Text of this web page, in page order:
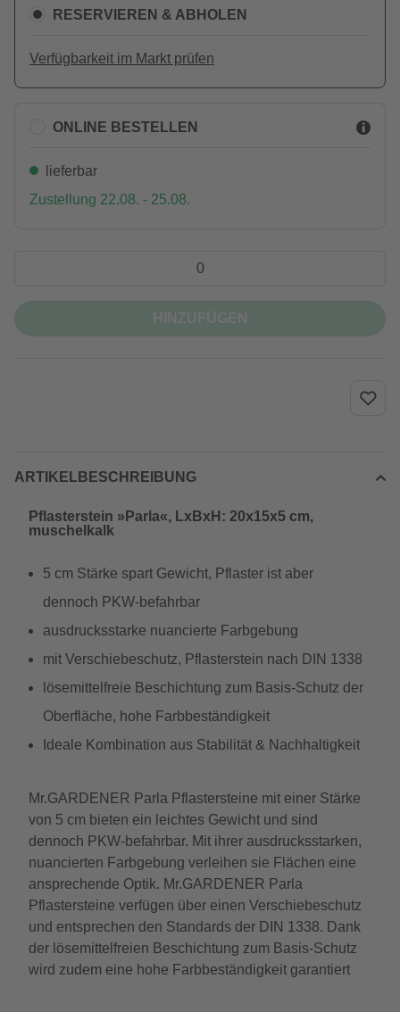
RESERVIEREN & ABHOLEN
Verfügbarkeit im Markt prüfen
ONLINE BESTELLEN
lieferbar
Zustellung 22.08. - 25.08.
ARTIKELBESCHREIBUNG
Pflasterstein »Parla«, LxBxH: 20x15x5 cm,
muschelkalk
5 cm Stärke spart Gewicht, Pflaster ist aber
dennoch PKW-befahrbar
ausdrucksstarke nuancierte Farbgebung
mit Verschiebeschutz, Pflasterstein nach DIN 1338
lösemittelfreie Beschichtung zum Basis-Schutz der
Oberfläche, hohe Farbbeständigkeit
Ideale Kombination aus Stabilität & Nachhaltigkeit
Mr.GARDENER Parla Pflastersteine mit einer Stärke
von 5 cm bieten ein leichtes Gewicht und sind
dennoch PKW-befahrbar. Mit ihrer ausdrucksstarken,
nuancierten Farbgebung verleihen sie Flächen eine
ansprechende Optik. Mr.GARDENER Parla
Pflastersteine verfügen über einen Verschiebeschutz
und entsprechen den Standards der DIN 1338. Dank
der lösemittelfreien Beschichtung zum Basis-Schutz
wird zudem eine hohe Farbbeständigkeit garantiert